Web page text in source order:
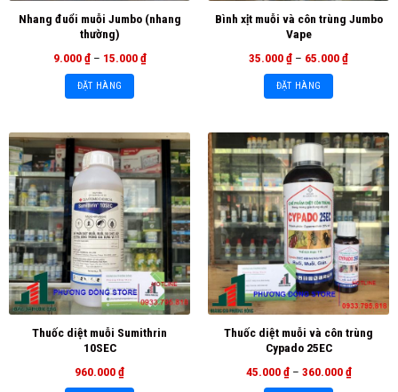
Nhang đuổi muỗi Jumbo (nhang
thường)
9.000₫ – 15.000₫
ĐẶT HÀNG
Bình xịt muỗi và côn trùng Jumbo
Vape
35.000₫ – 65.000₫
ĐẶT HÀNG
Thuốc diệt muỗi Sumithrin
10SEC
960.000₫
Thuốc diệt muỗi và côn trùng
Cypado 25EC
45.000₫ – 360.000₫